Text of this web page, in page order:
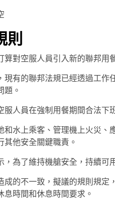
則
算對空服人員引入新的聯邦用
現有的聯邦法規已經透過工作
題。
服人員在強制用餐期間合法下
和水上乘客、管理機上火災、
其他安全關鍵職責。
，為了維持機艙安全，持續可
成的不一致，擬議的規則規定
息時間和休息時間要求。